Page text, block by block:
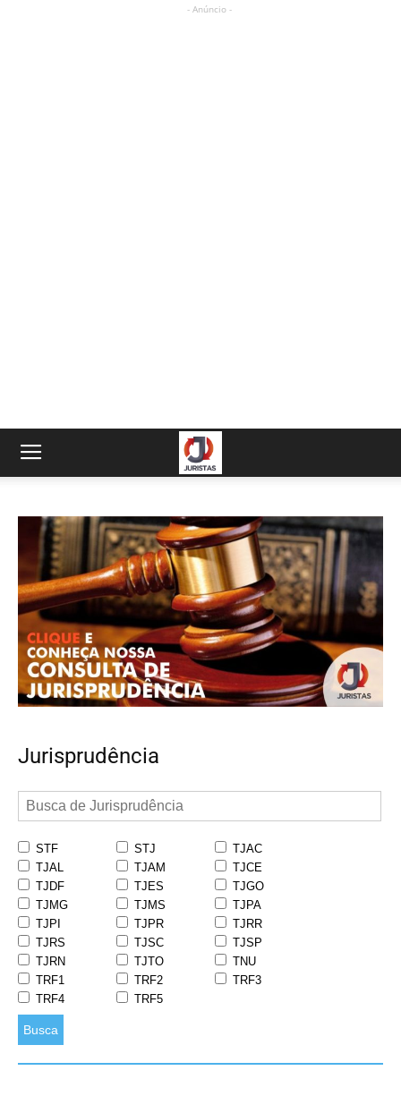
- Anúncio -
Jurisprudência
STF STJ
TJAC
TJAL
TJAM
TJCE
TJDF
TJES
TJGO
TJMG
TJMS
TJPA
TJPI
TJPR
TJRR
TJRS
TJSC
TJSP
TJRN
TJTO
TNU
TRF1
TRF2
TRF3
TRF4
TRF5
Busca